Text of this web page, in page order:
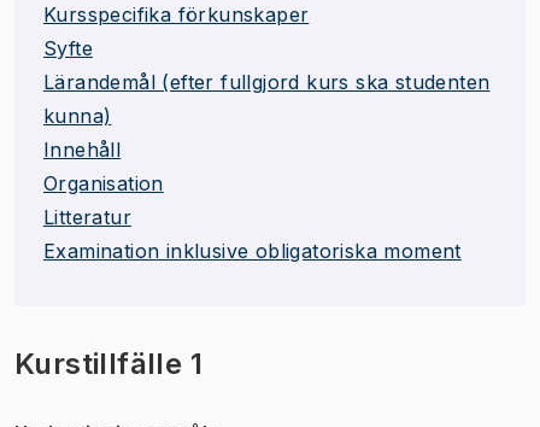
Kursspecifika förkunskaper
Syfte
Lärandemål (efter fullgjord kurs ska studenten
kunna)
Innehåll
Organisation
Litteratur
Examination inklusive obligatoriska moment
Kurstillfälle 1